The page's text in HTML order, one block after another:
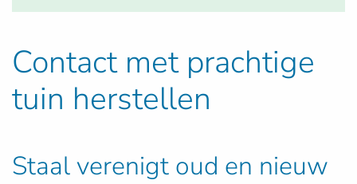
Contact met prachtige
tuin herstellen
Staal verenigt oud en nieuw